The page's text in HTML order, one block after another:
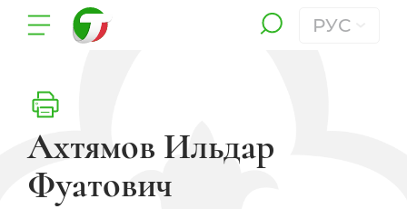
РУС
Ахтямов Ильдар
Фуатович